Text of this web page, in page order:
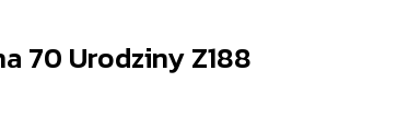
70 Urodziny Z188